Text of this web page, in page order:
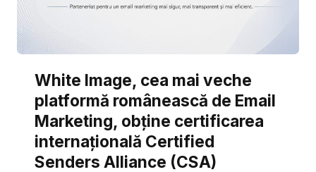
White Image, cea mai veche
platformă românească de Email
Marketing, obține certificarea
internațională Certified
Senders Alliance (CSA)